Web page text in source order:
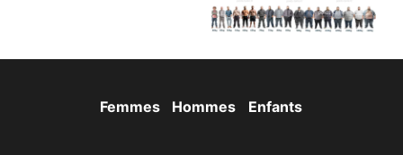
Femmes Hommes Enfants